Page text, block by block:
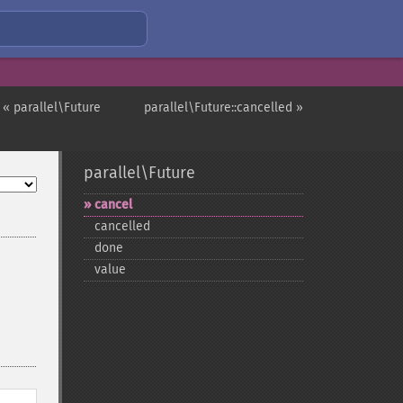
parallel\Future::cancelled »
« parallel\Future
parallel\Future
cancel
cancelled
done
value